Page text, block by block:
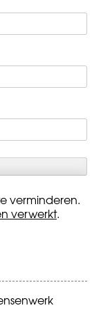
verminderen.
verwerkt.